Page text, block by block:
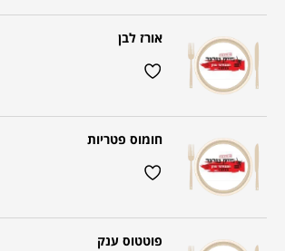
אורז לבן
חומוס פטריות
פוטטוס ענק